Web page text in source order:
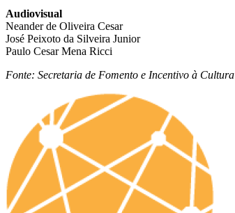
Audiovisual
Neander de Oliveira Cesar
José Peixoto da Silveira Junior
Paulo Cesar Mena Ricci
Fonte: Secretaria de Fomento e Incentivo à Cultura